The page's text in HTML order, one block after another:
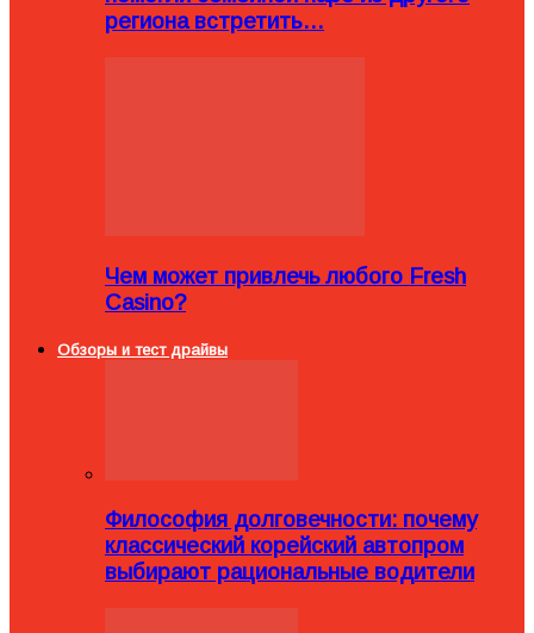
региона встретить…
Чем может привлечь любого Fresh
Casino?
Обзоры и тест драйвы
Философия долговечности: почему
классический корейский автопром
выбирают рациональные водители